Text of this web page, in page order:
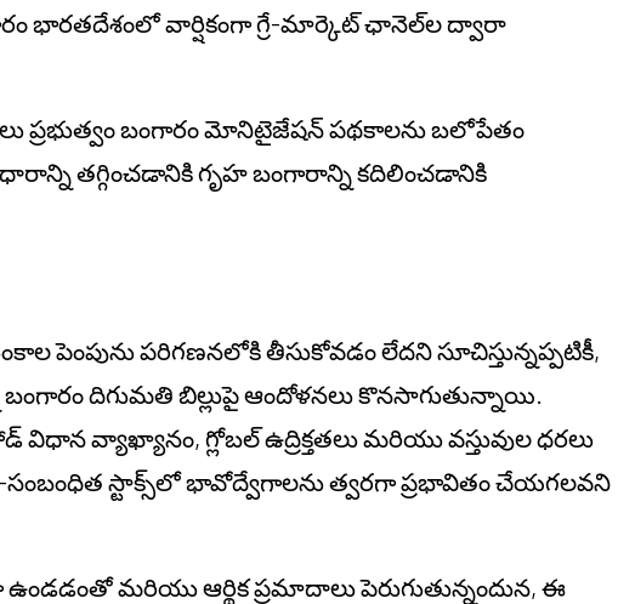
భారతదేశంలో వార్షికంగా గ్రే-మార్కెట్ ఛానెల్‌ల ద్వారా
ప్రభుత్వం బంగారం మోనిటైజేషన్ పథకాలను బలోపేతం
తగ్గించడానికి గృహ బంగారాన్ని కదిలించడానికి
పెంపును పరిగణనలోకి తీసుకోవడం లేదని సూచిస్తున్నప్పటికీ,
దిగుమతి బిల్లుపై ఆందోళనలు కొనసాగుతున్నాయి.
వ్యాఖ్యానం, గ్లోబల్ ఉద్రిక్తతలు మరియు వస్తువుల ధరలు
స్టాక్స్‌లో భావోద్వేగాలను త్వరగా ప్రభావితం చేయగలవని
మరియు ఆర్థిక ప్రమాదాలు పెరుగుతున్నందున, ఈ